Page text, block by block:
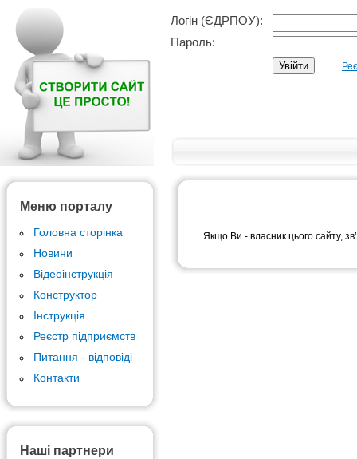
Логін (ЄДРПОУ):
Пароль:
Меню порталу
Головна сторінка
Новини
Відеоінструкція
Конструктор
Інструкція
Реєстр підприємств
Питання - відповіді
Контакти
Наші партнери
Якщо Ви - власник цього сайту,